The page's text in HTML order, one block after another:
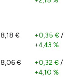
8,18 € +0,35 € /
+4,43 %
8,06 € +0,32 € /
+4,10 %